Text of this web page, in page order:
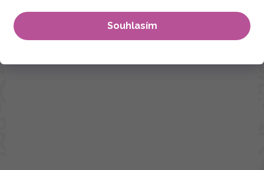
Souhlasím